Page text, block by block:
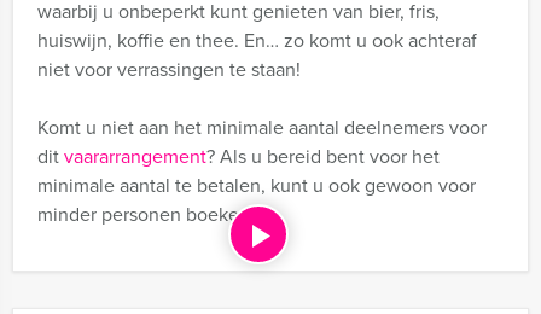
waarbij u onbeperkt kunt genieten van bier, fris,
huiswijn, koffie en thee. En… zo komt u ook achteraf
niet voor verrassingen te staan!
Komt u niet aan het minimale aantal deelnemers voor
ditvaararrangement? Als u bereid bent voor het
minimale aantal te betalen, kunt u ook gewoon voor
minder personen boeken!